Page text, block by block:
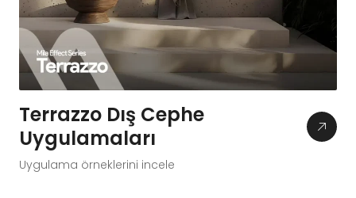
Terrazzo Dış Cephe
Uygulamaları
Uygulama örneklerini incele